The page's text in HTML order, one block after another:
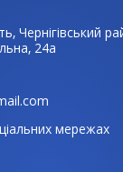
Чернігівський
24а
мережах